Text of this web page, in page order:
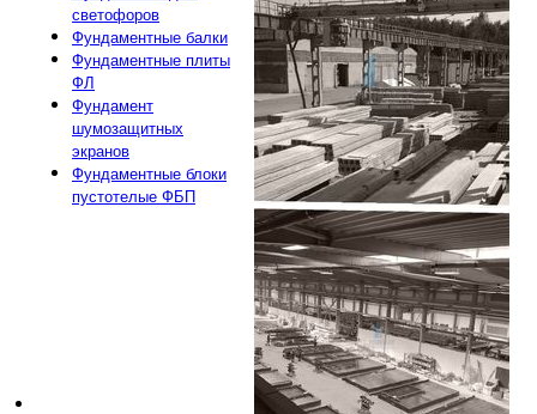
светофоров
Фундаментные балки
Фундаментные плиты
ФЛ
Фундамент
шумозащитных
экранов
Фундаментные блоки
пустотелые ФБП